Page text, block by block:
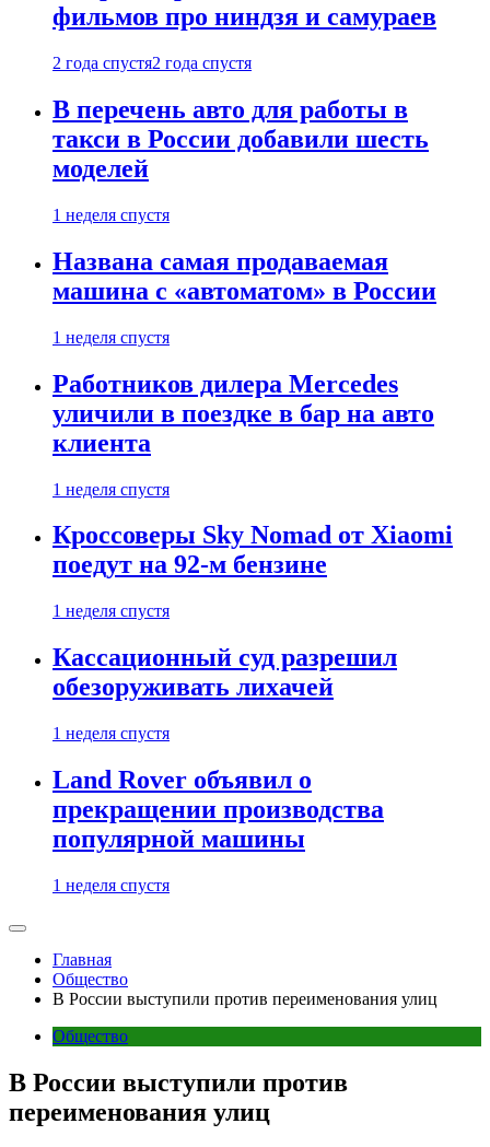
фильмов про ниндзя и самураев
2 года спустя2 года спустя
В перечень авто для работы в
такси в России добавили шесть
моделей
1 неделя спустя
Названа самая продаваемая
машина с «автоматом» в России
1 неделя спустя
Работников дилера Mercedes
уличили в поездке в бар на авто
клиента
1 неделя спустя
Кроссоверы Sky Nomad от Xiaomi
поедут на 92-м бензине
1 неделя спустя
Кассационный суд разрешил
обезоруживать лихачей
1 неделя спустя
Land Rover объявил о
прекращении производства
популярной машины
1 неделя спустя
Главная
Общество
В России выступили против переименования улиц
Общество
В России выступили против
переименования улиц